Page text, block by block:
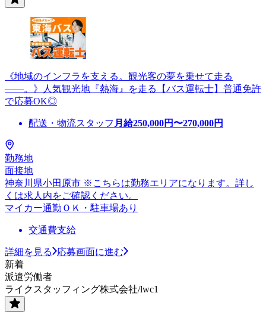
《地域のインフラを支える。観光客の夢を乗せて走る
――。》人気観光地『熱海』を走る【バス運転士】普通免許
で応募OK◎
配送・物流スタッフ 月給250,000円〜270,000円
勤務地
面接地
神奈川県小田原市 ※こちらは勤務エリアになります。詳し
くは求人内をご確認ください。
マイカー通勤ＯＫ・駐車場あり
交通費支給
詳細を見る
応募画面に進む
新着
派遣労働者
ライクスタッフィング株式会社/lwc1